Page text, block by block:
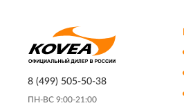
8 (499) 505-50-38
ПН-ВС 9:00-21:00